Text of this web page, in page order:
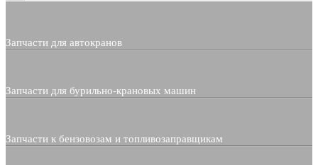
Запчасти для автокранов
Запчасти для бурильно-крановых машин
Запчасти к бензовозам и топливозаправщикам